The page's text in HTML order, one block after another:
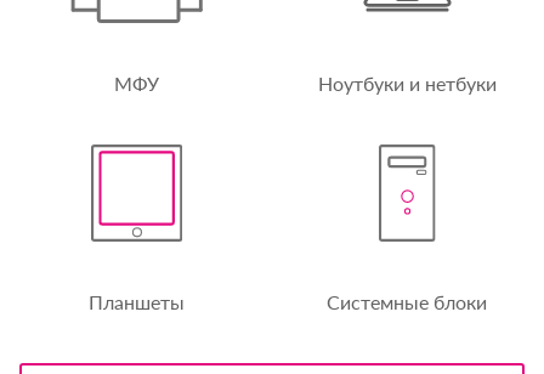
МФУ Ноутбуки и нетбуки
Планшеты Системные блоки